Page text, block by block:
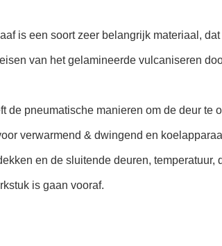
is een soort zeer belangrijk materiaal,
van het gelamineerde vulcaniseren
de pneumatische manieren om de deur
verwarmend & dwingend en
en de sluitende deuren,
is gaan vooraf.